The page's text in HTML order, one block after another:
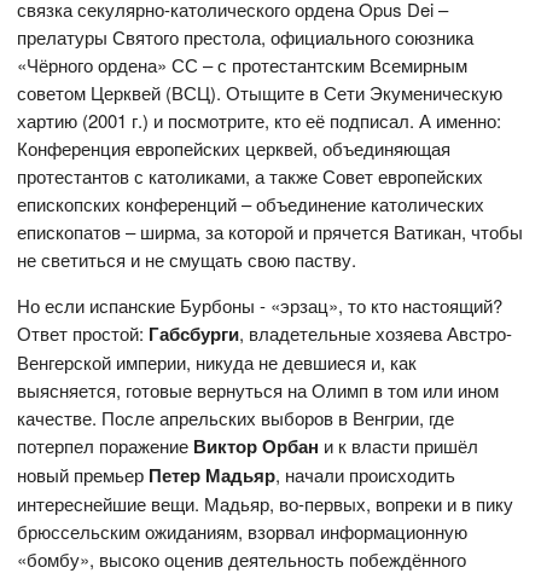
связка секулярно-католического ордена Opus Dei –
прелатуры Святого престола, официального союзника
«Чёрного ордена» СС – с протестантским Всемирным
советом Церквей (ВСЦ). Отыщите в Сети Экуменическую
хартию (2001 г.) и посмотрите, кто её подписал. А именно:
Конференция европейских церквей, объединяющая
протестантов с католиками, а также Совет европейских
епископских конференций – объединение католических
епископатов – ширма, за которой и прячется Ватикан, чтобы
не светиться и не смущать свою паству.
Но если испанские Бурбоны - «эрзац», то кто настоящий?
Ответ простой: Габсбурги, владетельные хозяева Австро-
Венгерской империи, никуда не девшиеся и, как
выясняется, готовые вернуться на Олимп в том или ином
качестве. После апрельских выборов в Венгрии, где
потерпел поражение Виктор Орбан и к власти пришёл
новый премьер Петер Мадьяр, начали происходить
интереснейшие вещи. Мадьяр, во-первых, вопреки и в пику
брюссельским ожиданиям, взорвал информационную
«бомбу», высоко оценив деятельность побеждённого